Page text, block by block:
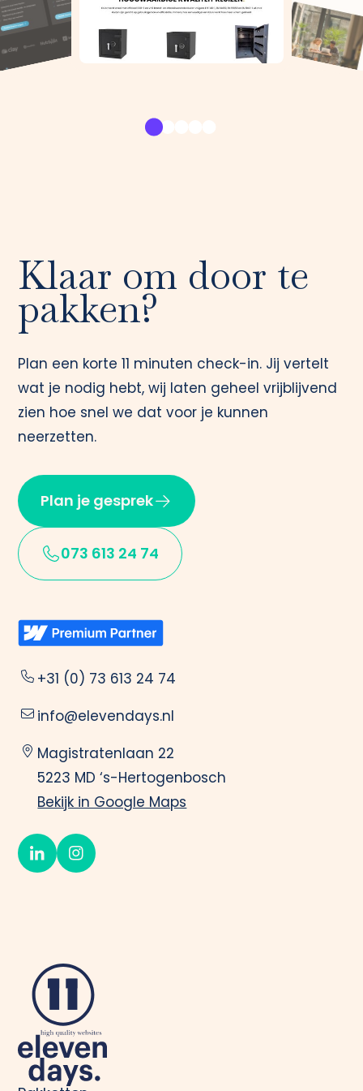
Klaar om door te
pakken?
Plan een korte 11 minuten check-in. Jij vertelt
wat je nodig hebt, wij laten geheel vrijblijvend
zien hoe snel we dat voor je kunnen
neerzetten.
Plan je gesprek
073 613 24 74
+31 (0) 73 613 24 74
info@elevendays.nl
Magistratenlaan 22
5223 MD ‘s-Hertogenbosch
Bekijk in Google Maps